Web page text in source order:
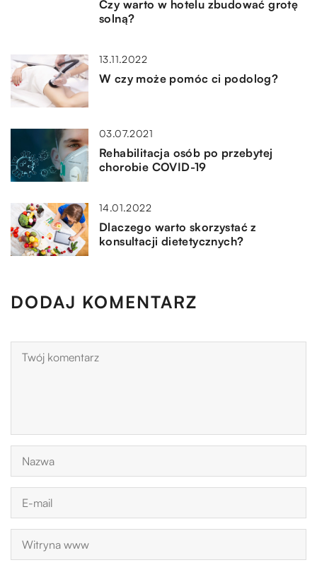
Czy warto w hotelu zbudować grotę
solną?
13.11.2022
W czy może pomóc ci podolog?
03.07.2021
Rehabilitacja osób po przebytej
chorobie COVID-19
14.01.2022
Dlaczego warto skorzystać z
konsultacji dietetycznych?
DODAJ KOMENTARZ